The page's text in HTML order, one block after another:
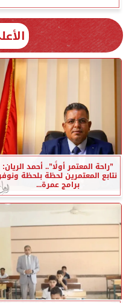
”راحة المعتمر أولًا”.. أحمد الريان:
نتابع المعتمرين لحظة بلحظة
برامج عمرة...